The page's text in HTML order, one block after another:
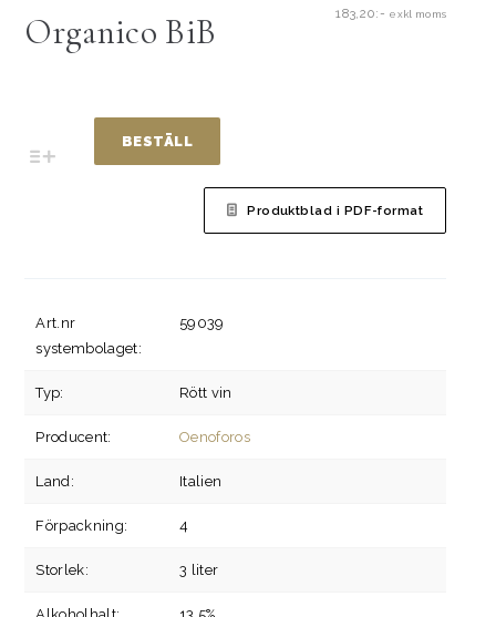
Organico BiB
183,20:- exkl moms
BESTÄLL
Produktblad i PDF-format
Art.nr
systembolaget:
59039
Typ: Rött vin
Producent: Oenoforos
Land: Italien
Förpackning: 4
Storlek: 3 liter